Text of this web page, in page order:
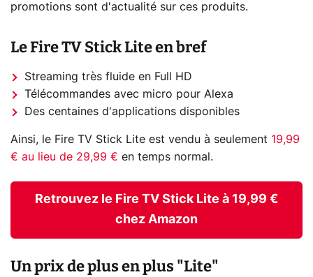
promotions sont d'actualité sur ces produits.
Le Fire TV Stick Lite en bref
Streaming très fluide en Full HD
Télécommandes avec micro pour Alexa
Des centaines d'applications disponibles
Ainsi, le Fire TV Stick Lite est vendu à seulement 19,99
€ au lieu de 29,99 € en temps normal.
Retrouvez le Fire TV Stick Lite à 19,99 €
chez Amazon
Un prix de plus en plus "Lite"